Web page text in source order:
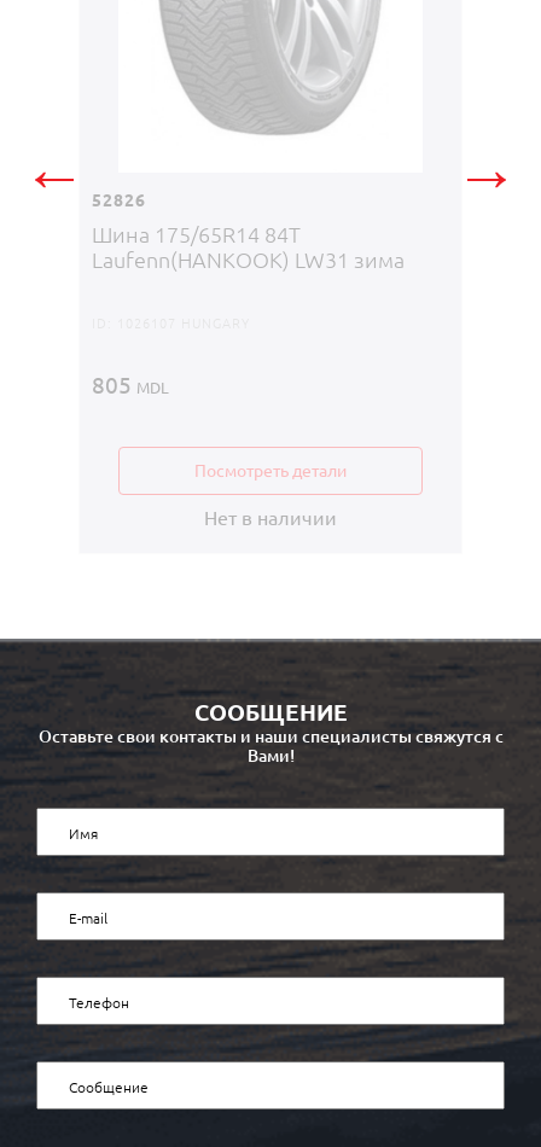
← 52826
Шина 175/65R14 84Т
Laufenn(HANKOOK) LW31 зима
805 MDL
Посмотреть детали
Нет в наличии
→
СООБЩЕНИЕ
Оставьте свои контакты и наши специалисты свяжутся с
Вами!